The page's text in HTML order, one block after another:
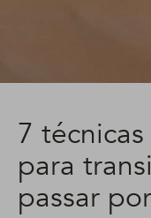
7
para
passar